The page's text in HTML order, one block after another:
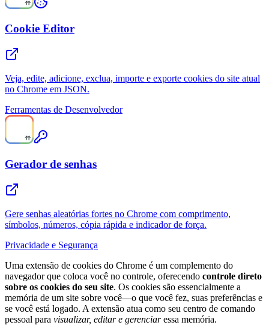
Cookie Editor
Veja, edite, adicione, exclua, importe e exporte cookies do site atual
no Chrome em JSON.
Ferramentas de Desenvolvedor
Gerador de senhas
Gere senhas aleatórias fortes no Chrome com comprimento,
símbolos, números, cópia rápida e indicador de força.
Privacidade e Segurança
Uma extensão de cookies do Chrome é um complemento do
navegador que coloca você no controle, oferecendo controle direto
sobre os cookies do seu site. Os cookies são essencialmente a
memória de um site sobre você—o que você fez, suas preferências e
se você está logado. A extensão atua como seu centro de comando
pessoal para visualizar, editar e gerenciaressa memória.